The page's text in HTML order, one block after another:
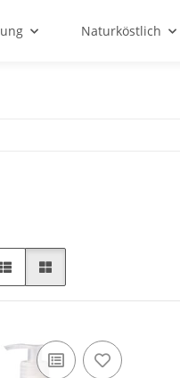
Naturköstlich